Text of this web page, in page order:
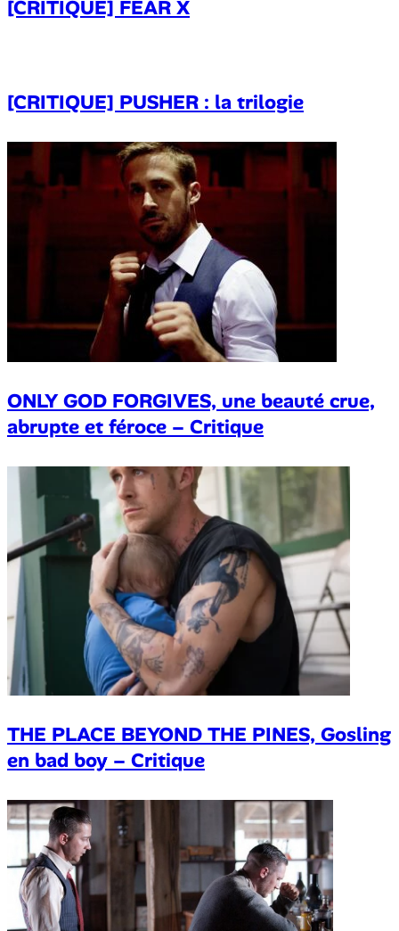
[CRITIQUE] FEAR X
[CRITIQUE] PUSHER : la trilogie
ONLY GOD FORGIVES, une beauté crue,
abrupte et féroce – Critique
THE PLACE BEYOND THE PINES, Gosling
en bad boy – Critique